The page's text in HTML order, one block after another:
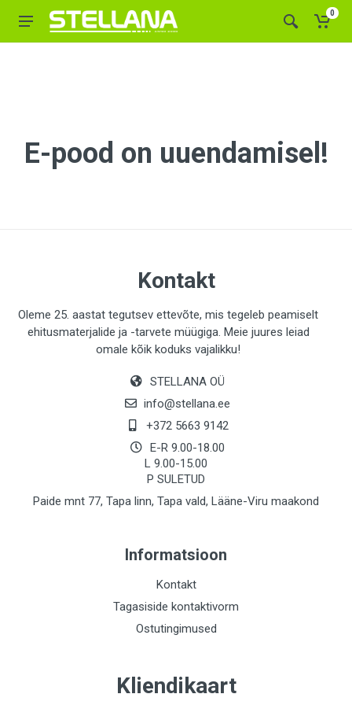
0
E-pood on uuendamisel!
Kontakt
Oleme 25. aastat tegutsev ettevõte, mis tegeleb peamiselt
ehitusmaterjalide ja -tarvete müügiga. Meie juures leiad
omale kõik koduks vajalikku!
STELLANA OÜ
info@stellana.ee
+372 5663 9142
E-R 9.00-18.00
L 9.00-15.00
P SULETUD
Paide mnt 77, Tapa linn, Tapa vald, Lääne-Viru maakond
Informatsioon
Kontakt
Tagasiside kontaktivorm
Ostutingimused
Kliendikaart